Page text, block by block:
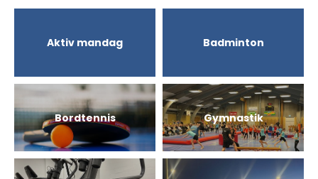
Aktiv mandag Badminton
Bordtennis Gymnastik